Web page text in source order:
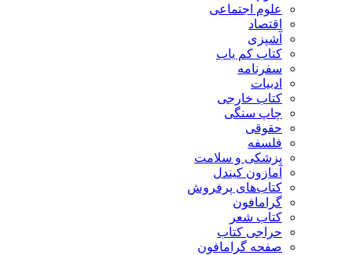
علوم اجتماعی
اقتصاد
آشپزی
کتاب کم یاب
سفرنامه
ادبیات
کتاب خارجی
چاپ سنگی
حقوقی
فلسفه
پزشکی و سلامت
آمازون کیندل
کتاب‌های پرفروش
گرامافون
کتاب شعر
حراجی کتاب
صفحه گرامافون